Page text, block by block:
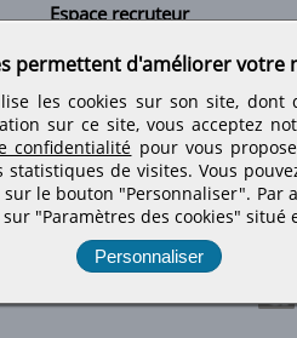
Espace recruteur
Tous les candidats
Déposer une annonce
Déposer une offre de stage
Nos tarifs
Retrouvez-
permettent d'améliorer votre
les cookies sur son site,
sur ce site, vous acceptez
confidentialité pour vous
statistiques de visites. Vous
le bouton "Personnaliser". Par
"Paramètres des cookies" situé
Personnaliser